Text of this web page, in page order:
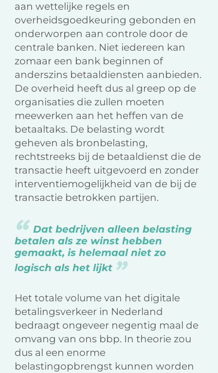
aan wettelijke regels en
overheidsgoedkeuring gebonden en
onderworpen aan controle door de
centrale banken. Niet iedereen kan
zomaar een bank beginnen of
anderszins betaaldiensten aanbieden.
De overheid heeft dus al greep op de
organisaties die zullen moeten
meewerken aan het heffen van de
betaaltaks. De belasting wordt
geheven als bronbelasting,
rechtstreeks bij de betaaldienst die de
transactie heeft uitgevoerd en zonder
interventiemogelijkheid van de bij de
transactie betrokken partijen.
Dat bedrijven alleen belasting
betalen als ze winst hebben
gemaakt, is helemaal niet zo
logisch als het lijkt
Het totale volume van het digitale
betalingsverkeer in Nederland
bedraagt ongeveer negentig maal de
omvang van ons bbp. In theorie zou
dus al een enorme
belastingopbrengst kunnen worden